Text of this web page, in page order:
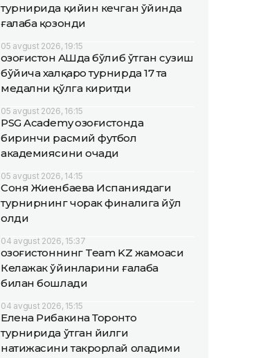
турнирида қийин кечган ўйинда
ғалаба қозонди
05 avgust 2026, 19:15
Қозоғистон АҚШда бўлиб ўтган сузиш
бўйича халқаро турнирда 17 та
медални қўлга киритди
05 avgust 2026, 16:15
PSG Academy Қозоғистонда
биринчи расмий футбол
академиясини очади
05 avgust 2026, 14:15
Соня Жиенбаева Испаниядаги
турнирнинг чорак финалига йўл
олди
04 avgust 2026, 15:37
Қозоғистоннинг Team KZ жамоаси
Келажак ўйинларини ғалаба
билан бошлади
04 avgust 2026, 15:15
Елена Рибакина Торонто
турнирида ўтган йилги
натижасини такрорлай оладими